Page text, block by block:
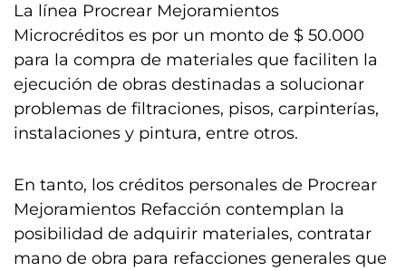
La línea Procrear Mejoramientos
Microcréditos es por un monto de $ 50.000
para la compra de materiales que faciliten la
ejecución de obras destinadas a solucionar
problemas de filtraciones, pisos, carpinterías,
instalaciones y pintura, entre otros.
En tanto, los créditos personales de Procrear
Mejoramientos Refacción contemplan la
posibilidad de adquirir materiales, contratar
mano de obra para refacciones generales que